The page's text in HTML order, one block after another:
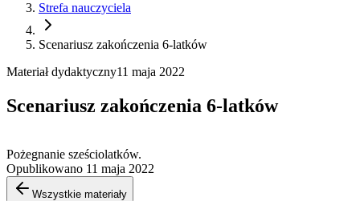
Strefa nauczyciela
Scenariusz zakończenia 6-latków
Materiał dydaktyczny11 maja 2022
Scenariusz zakończenia 6-latków
Pożegnanie sześciolatków.
Opublikowano 11 maja 2022
Wszystkie materiały